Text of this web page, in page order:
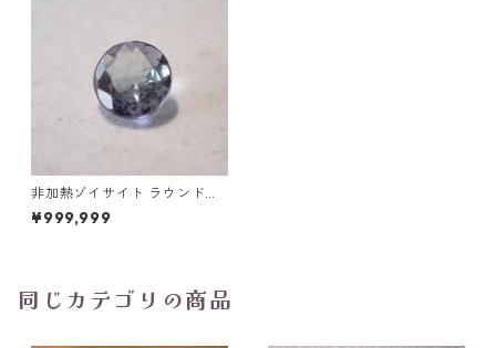
非加熱ゾイサイト ラウンドカ
ット 0.35ct 4.0mm*2.2mm
¥999,999
同じカテゴリの商品